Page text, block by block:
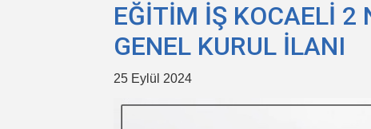
EĞİTİM İŞ KOCAELİ 2
GENEL KURUL İLANI
25 Eylül 2024